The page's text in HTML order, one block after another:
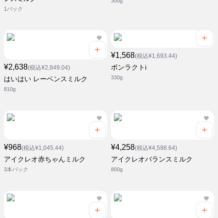
1パック
¥2,638(税込¥2,849.04)
はいはい レーベンスミルク
810g
¥1,568(税込¥1,693.44)
ボンラクトi
330g
¥968(税込¥1,045.44)
アイクレオ赤ちゃんミルク
3本パック
¥4,258(税込¥4,598.64)
アイクレオバランスミルク
800g